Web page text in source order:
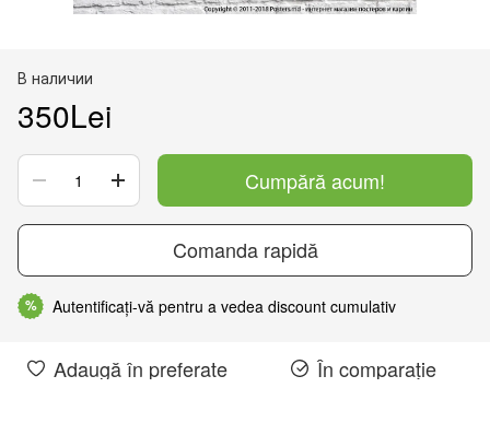
В наличии
350Lei
Cumpără acum!
Comanda rapidă
% Autentificați-vă pentru a vedea discount cumulativ
Adaugă în preferate În comparație